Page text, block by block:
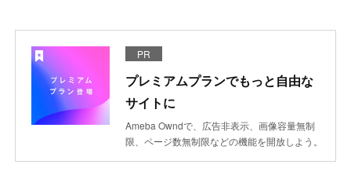
PR
プレミアムプランでもっと自由な
サイトに
Ameba Owndで、広告非表示、画像容量無制
限、ページ数無制限などの機能を開放しよう。